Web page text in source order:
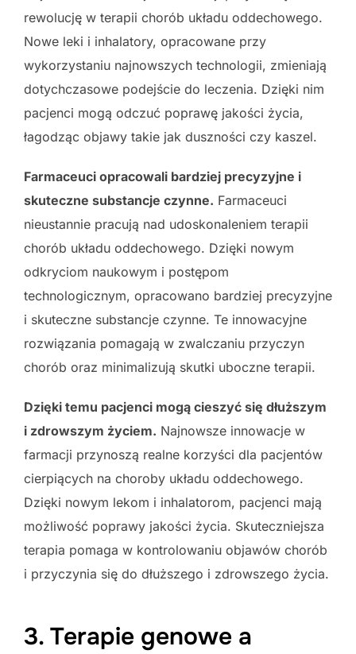
rewolucję w terapii chorób układu oddechowego.
Nowe leki i inhalatory, opracowane przy
wykorzystaniu najnowszych technologii, zmieniają
dotychczasowe podejście do leczenia. Dzięki nim
pacjenci mogą odczuć poprawę jakości życia,
łagodząc objawy takie jak duszności czy kaszel.
Farmaceuci opracowali bardziej precyzyjne i
skuteczne substancje czynne. Farmaceuci
nieustannie pracują nad udoskonaleniem terapii
chorób układu oddechowego. Dzięki nowym
odkryciom naukowym i postępom
technologicznym, opracowano bardziej precyzyjne
i skuteczne substancje czynne. Te innowacyjne
rozwiązania pomagają w zwalczaniu przyczyn
chorób oraz minimalizują skutki uboczne terapii.
Dzięki temu pacjenci mogą cieszyć się dłuższym
i zdrowszym życiem. Najnowsze innowacje w
farmacji przynoszą realne korzyści dla pacjentów
cierpiących na choroby układu oddechowego.
Dzięki nowym lekom i inhalatorom, pacjenci mają
możliwość poprawy jakości życia. Skuteczniejsza
terapia pomaga w kontrolowaniu objawów chorób
i przyczynia się do dłuższego i zdrowszego życia.
3. Terapie genowe a